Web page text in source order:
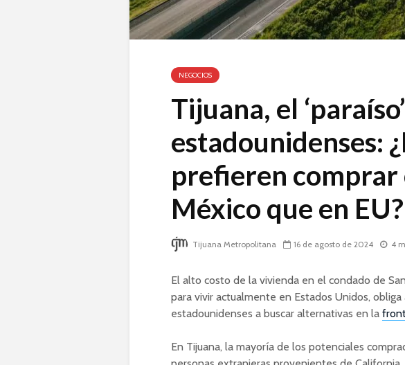
NEGOCIOS
Tijuana, el
estadounidenses:
prefieren comprar
México que en EU?
Tijuana Metropolitana 16 de agosto de 2024 4
El alto costo de la vivienda en el condado de
para vivir actualmente en Estados Unidos,
estadounidenses a buscar alternativas en la
En Tijuana, la mayoría de los potenciales